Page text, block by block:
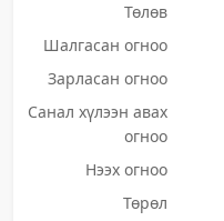
Төлөв
Шалгасан огноо
Зарласан огноо
Санал хүлээн авах
огноо
Нээх огноо
Төрөл